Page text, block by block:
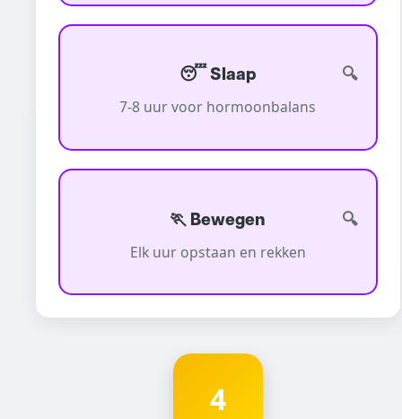
😴 Slaap
7-8 uur voor hormoonbalans
🏃 Bewegen
Elk uur opstaan en rekken
4